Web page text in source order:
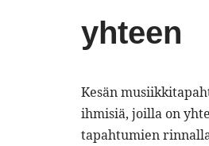
yhteen
Kesän
ihmisiä, joilla on
tapahtumien